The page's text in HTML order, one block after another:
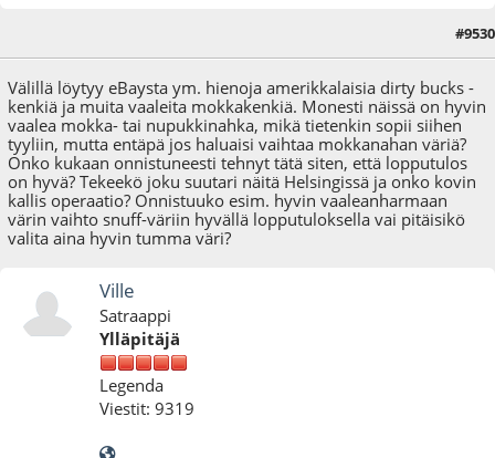
#9530
Välillä löytyy eBaysta ym. hienoja amerikkalaisia dirty bucks -
kenkiä ja muita vaaleita mokkakenkiä. Monesti näissä on hyvin
vaalea mokka- tai nupukkinahka, mikä tietenkin sopii siihen
tyyliin, mutta entäpä jos haluaisi vaihtaa mokkanahan väriä?
Onko kukaan onnistuneesti tehnyt tätä siten, että lopputulos
on hyvä? Tekeekö joku suutari näitä Helsingissä ja onko kovin
kallis operaatio? Onnistuuko esim. hyvin vaaleanharmaan
värin vaihto snuff-väriin hyvällä lopputuloksella vai pitäisikö
valita aina hyvin tumma väri?
Ville
Satraappi
Ylläpitäjä
Legenda
Viestit: 9319